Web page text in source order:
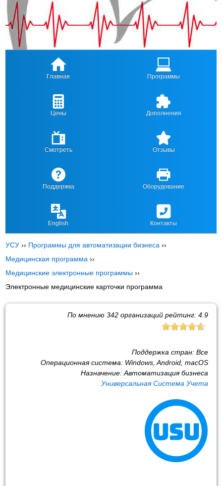
Главная Программы
Цены Дополнения
Смотреть Отзывы
Поддержка Оборудование
English Контакты
УСУ ›› Программы для автоматизации бизнеса ››
Медицинская программа ››
Медицинские электронные программы ››
Электронные медицинские карточки программа
По мнению 342организаций рейтинг: 4.9
Поддержка стран: Все
Операционная система: Windows, Android, macOS
Назначение: Автоматизация бизнеса
Универсальная Система Учета